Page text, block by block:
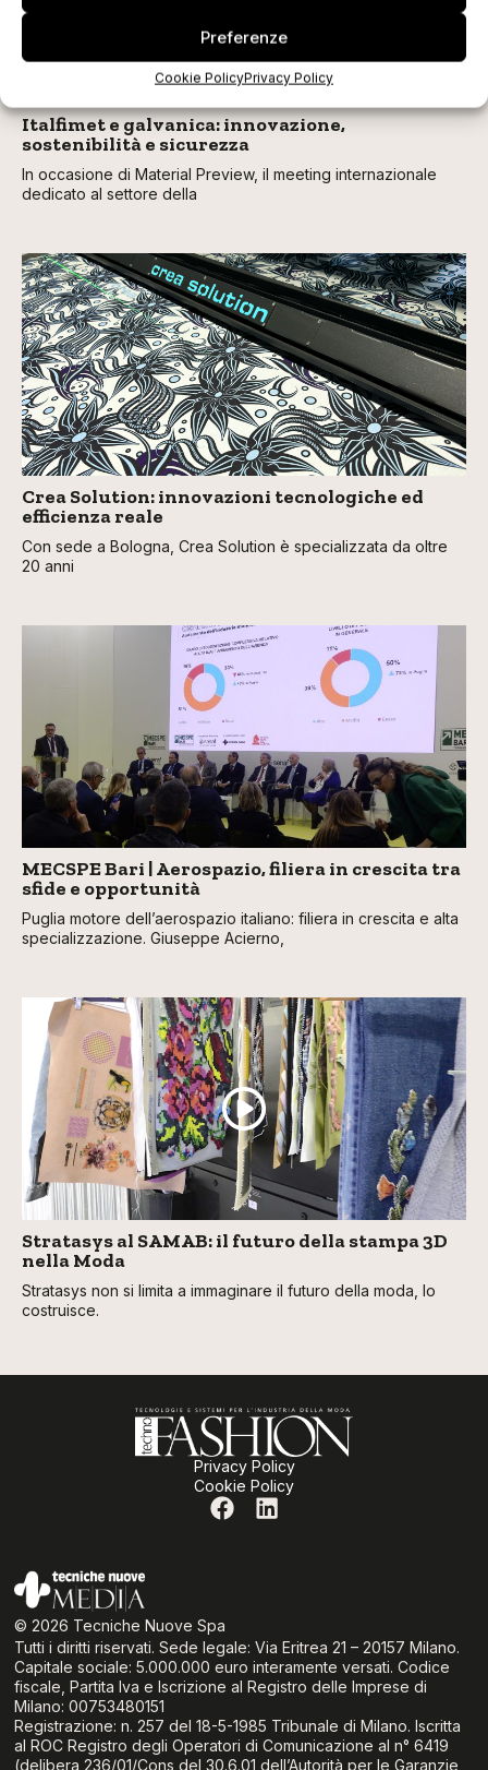
Preferenze
Cookie PolicyPrivacy Policy
Italfimet e galvanica: innovazione,
sostenibilità e sicurezza
In occasione di Material Preview, il meeting internazionale
dedicato al settore della
Crea Solution: innovazioni tecnologiche ed
efficienza reale
Con sede a Bologna, Crea Solution è specializzata da oltre
20 anni
MECSPE Bari | Aerospazio, filiera in crescita tra
sfide e opportunità
Puglia motore dell’aerospazio italiano: filiera in crescita e alta
specializzazione. Giuseppe Acierno,
Stratasys al SAMAB: il futuro della stampa 3D
nella Moda
Stratasys non si limita a immaginare il futuro della moda, lo
costruisce.
Privacy Policy
Cookie Policy
© 2026 Tecniche Nuove Spa
Tutti i diritti riservati. Sede legale: Via Eritrea 21 – 20157 Milano.
Capitale sociale: 5.000.000 euro interamente versati. Codice
fiscale, Partita Iva e Iscrizione al Registro delle Imprese di
Milano: 00753480151
Registrazione: n. 257 del 18-5-1985 Tribunale di Milano. Iscritta
al ROC Registro degli Operatori di Comunicazione al n° 6419
(delibera 236/01/Cons del 30.6.01 dell’Autorità per le Garanzie